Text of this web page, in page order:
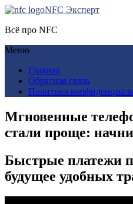
NFC Эксперт
Всё про NFC
Меню
Главная
Обратная связь
Политика
Мгновенные
стали проще:
Быстрые платежи
будущее удобных